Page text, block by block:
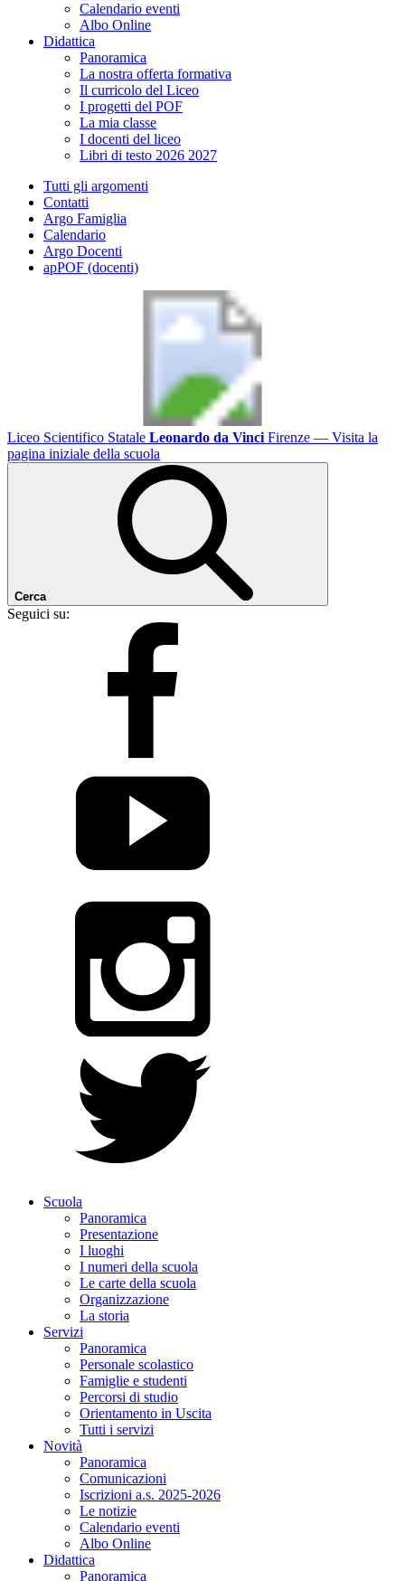
Calendario eventi
Albo Online
Didattica
Panoramica
La nostra offerta formativa
Il curricolo del Liceo
I progetti del POF
La mia classe
I docenti del liceo
Libri di testo 2026 2027
Tutti gli argomenti
Contatti
Argo Famiglia
Calendario
Argo Docenti
apPOF (docenti)
Liceo Scientifico Statale Leonardo da Vinci Firenze — Visita la
pagina iniziale della scuola
Cerca
Seguici su:
Scuola
Panoramica
Presentazione
I luoghi
I numeri della scuola
Le carte della scuola
Organizzazione
La storia
Servizi
Panoramica
Personale scolastico
Famiglie e studenti
Percorsi di studio
Orientamento in Uscita
Tutti i servizi
Novità
Panoramica
Comunicazioni
Iscrizioni a.s. 2025-2026
Le notizie
Calendario eventi
Albo Online
Didattica
Panoramica